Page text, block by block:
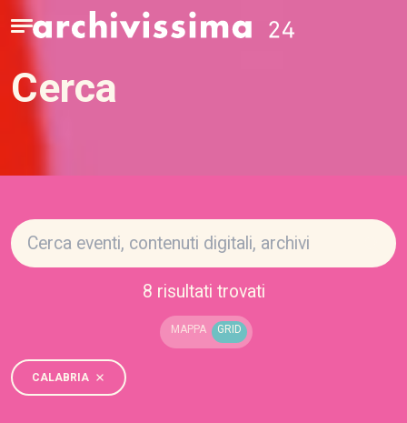
Home page
Apri il menu
Cerca
8 risultati trovati
MAPPA GRID
CALABRIA